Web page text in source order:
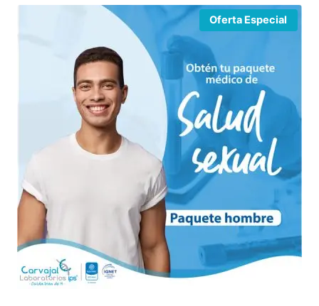
Oferta Especial